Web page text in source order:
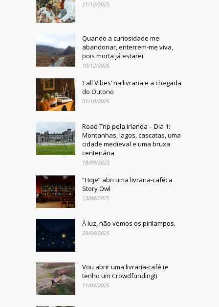
21/12/2025
Quando a curiosidade me
abandonar, enterrem-me viva,
pois morta já estarei
10/12/2025
‘Fall Vibes’ na livraria e a chegada
do Outono
01/10/2025
Road Trip pela Irlanda – Dia 1:
Montanhas, lagos, cascatas, uma
cidade medieval e uma bruxa
centenária
18/09/2025
“Hoje” abri uma livraria-café: a
Story Owl
13/08/2025
À luz, não vemos os pirilampos.
29/04/2025
Vou abrir uma livraria-café (e
tenho um Crowdfunding!)
11/04/2025